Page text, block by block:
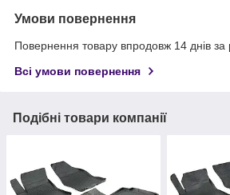
Умови повернення
Повернення товару впродовж 14 днів за
Всі умови повернення
Подібні товари компанії